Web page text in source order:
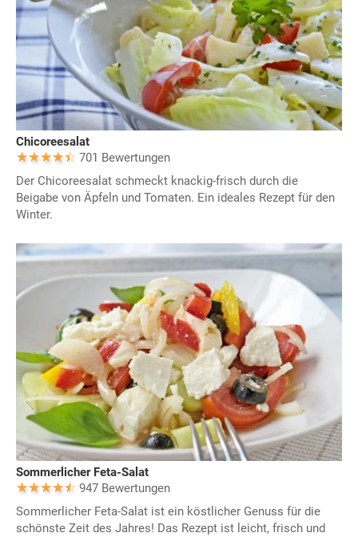
Chicoreesalat
701 Bewertungen
Der Chicoreesalat schmeckt knackig-frisch durch die
Beigabe von Äpfeln und Tomaten. Ein ideales Rezept für den
Winter.
Sommerlicher Feta-Salat
947 Bewertungen
Sommerlicher Feta-Salat ist ein köstlicher Genuss für die
schönste Zeit des Jahres! Das Rezept ist leicht, frisch und